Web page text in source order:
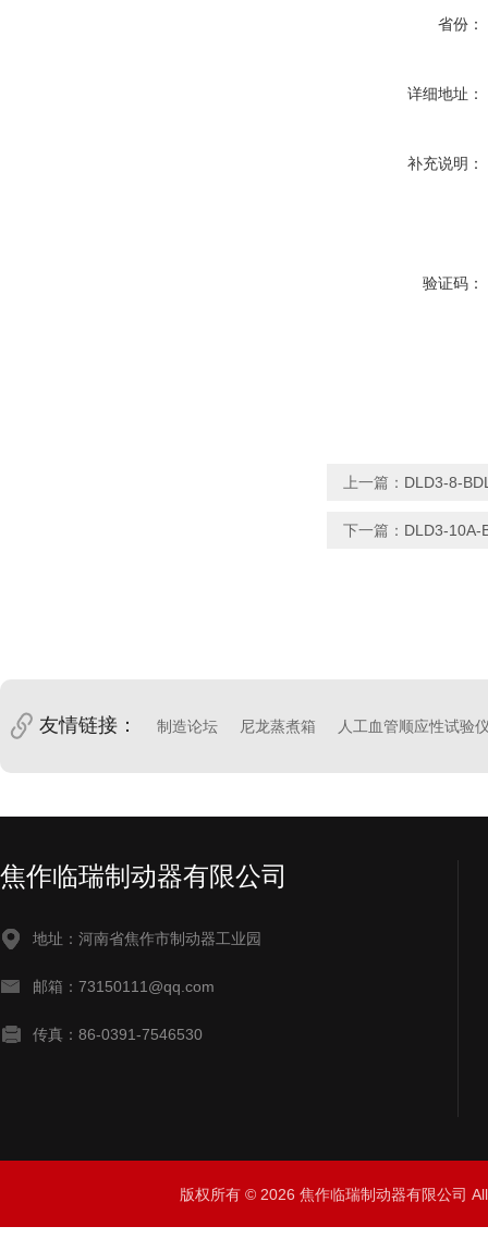
省份：
详细地址：
补充说明：
验证码：
上一篇： DLD3-8-
下一篇： DLD3-10A-
友情链接： 制造论坛 尼龙蒸煮箱 人工血管顺应性试验
焦作临瑞制动器有限公司
地址：河南省焦作市制动器工业园
邮箱：73150111@qq.com
传真：86-0391-7546530
版权所有 © 2026 焦作临瑞制动器有限公